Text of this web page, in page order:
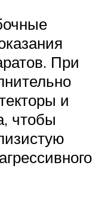
При
и
чтобы